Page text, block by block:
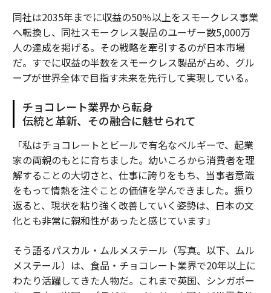
同社は2035年までに収益の50％以上をスモークレス事業
へ転換し、同社スモークレス製品のユーザー数5,000万
人の達成を掲げる。その戦略を牽引するのが日本市場
だ。すでに収益の半数をスモークレス製品が占め、グル
ープが世界全体で目指す未来を先行して実現している。
チョコレート業界から転身
伝統と革新、その融合に魅せられて
「私はチョコレートとビールで有名なベルギーで、起業
家の両親のもとに育ちました。幼いころから消費者を理
解することの大切さと、仕事に誇りをもち、当事者意識
をもって情熱を注ぐことの価値を学んできました。振り
返ると、現状を粘り強く改善していく姿勢は、日本の文
化とも非常に親和性があったと感じています」
そう語るパスカル・ムルメステール（写真。以下、ムル
メステール）は、食品・チョコレート業界で20年以上に
わたり活躍してきた人物だ。これまで英国、シンガポー